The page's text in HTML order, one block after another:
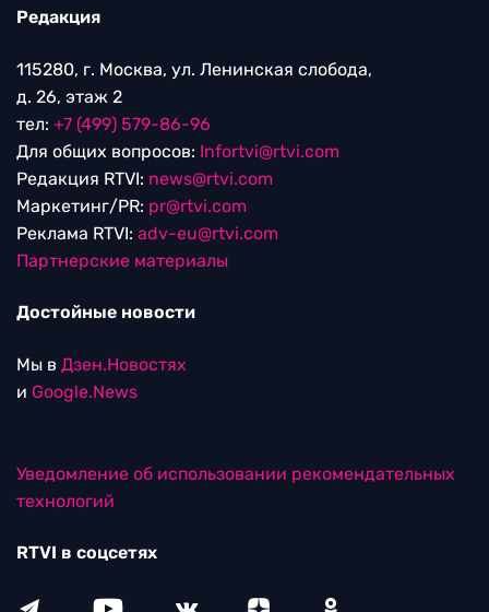
Редакция
115280, г. Москва, ул. Ленинская слобода,
д. 26, этаж 2
тел: +7 (499) 579-86-96
Для общих вопросов: Infortvi@rtvi.com
Редакция RTVI: news@rtvi.com
Маркетинг/PR: pr@rtvi.com
Реклама RTVI: adv-eu@rtvi.com
Партнерские материалы
Достойные новости
Мы в Дзен.Новостях
и Google.News
Уведомление об использовании рекомендательных
технологий
RTVI в соцсетях